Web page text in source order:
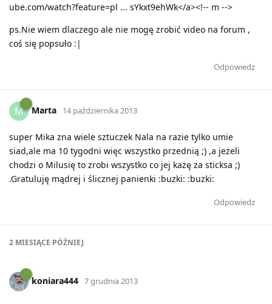
ube.com/watch?feature=pl ... sYkxt9ehWk</a><!-- m -->
ps.Nie wiem dlaczego ale nie mogę zrobić video na forum ,
coś się popsuło :|
Odpowiedz
M Marta 14 października 2013
super Mika zna wiele sztuczek Nala na razie tylko umie
siad,ale ma 10 tygodni więc wszystko przednią ;) ,a jeżeli
chodzi o Milusię to zrobi wszystko co jej każę za sticksa ;)
.Gratuluję mądrej i ślicznej panienki :buzki: :buzki:
Odpowiedz
2 MIESIĄCE PÓŹNIEJ
koniara444 7 grudnia 2013